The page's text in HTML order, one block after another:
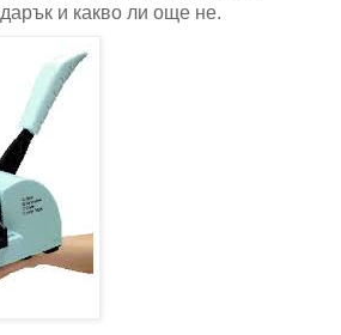
и какво ли още не.